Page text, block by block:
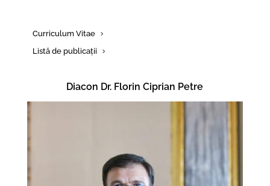
Curriculum Vitae
Listă de publicații
Diacon Dr. Florin Ciprian Petre